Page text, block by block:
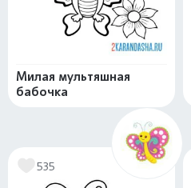
Милая мультяшная
бабочка
535